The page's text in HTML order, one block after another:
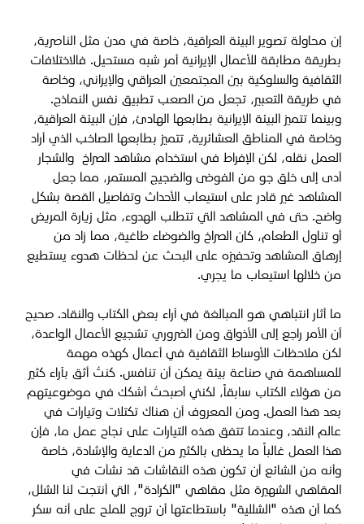
إن محاولة تصوير البيئة العراقية، خاصة في مدن مثل الناصرية،
بطريقة مطابقة للأعمال الإيرانية أمر شبه مستحيل. فالاختلافات
الثقافية والسلوكية بين المجتمعين العراقي والإيراني، وخاصة
في طريقة التعبير، تجعل من الصعب تطبيق نفس النماذج.
وبينما تتميز البيئة الإيرانية بطابعها الهادئ، فإن البيئة العراقية،
وخاصة في المناطق العشائرية، تتميز بطابعها الصاخب الذي أراد
العمل نقله، لكن الإفراط في استخدام مشاهد الصراخ والشجار
أدى إلى خلق جو من الفوضى والضجيج المستمر، مما جعل
المشاهد غير قادر على استيعاب الأحداث وتفاصيل القصة بشكل
واضح. حتى في المشاهد التي تتطلب الهدوء، مثل زيارة المريض
أو تناول الطعام، كان الصراخ والضوضاء طاغية، مما زاد من
إرهاق المشاهد وتحفيزه على البحث عن لحظات هدوء يستطيع
من خلالها استيعاب ما يجري.
ما أثار انتباهي هو المبالغة في آراء بعض الكتاب والنقاد. صحيح
أن الأمر راجع إلى الأذواق ومن الضروري تشجيع الأعمال الواعدة،
لكن ملاحظات الأوساط الثقافية في أعمال كهذه مهمة
للمساهمة في صناعة بيئة يمكن أن تنافس. كنتُ أثق بآراء كثير
من هؤلاء الكتاب سابقاً، لكنني أصبحتُ أشكك في موضوعيتهم
بعد هذا العمل. ومن المعروف أن هناك تكتلات وتيارات في
عالم النقد، وعندما تتفق هذه التيارات على نجاح عمل ما، فإن
هذا العمل غالباً ما يحظى بالكثير من الدعاية والإشادة، خاصة
وأنه من الشائع أن تكون هذه النقاشات قد نشأت في
المقاهي الشهيرة مثل مقاهي "الكرادة"، التي أنتجت لنا الشلل،
كما أن هذه "الشللية" باستطاعتها أن تروج للملح على أنه سكر